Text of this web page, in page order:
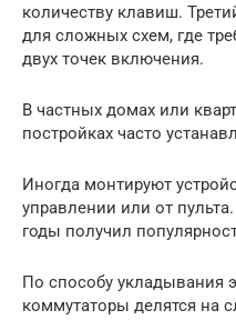
количеству клавиш.
для сложных схем, где
двух точек включения.
В частных домах или
постройках часто
Иногда монтируют
управлении или от
годы получил
По способу укладывания
коммутаторы делятся на